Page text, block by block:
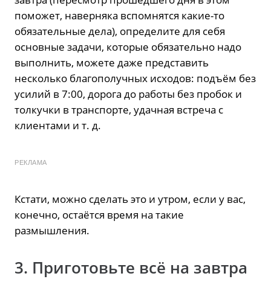
поможет, наверняка вспомнятся какие-то
обязательные дела), определите для себя
основные задачи, которые обязательно надо
выполнить, можете даже представить
несколько благополучных исходов: подъём без
усилий в 7:00, дорога до работы без пробок и
толкучки в транспорте, удачная встреча с
клиентами и т. д.
РЕКЛАМА
Кстати, можно сделать это и утром, если у вас,
конечно, остаётся время на такие
размышления.
3. Приготовьте всё на завтра